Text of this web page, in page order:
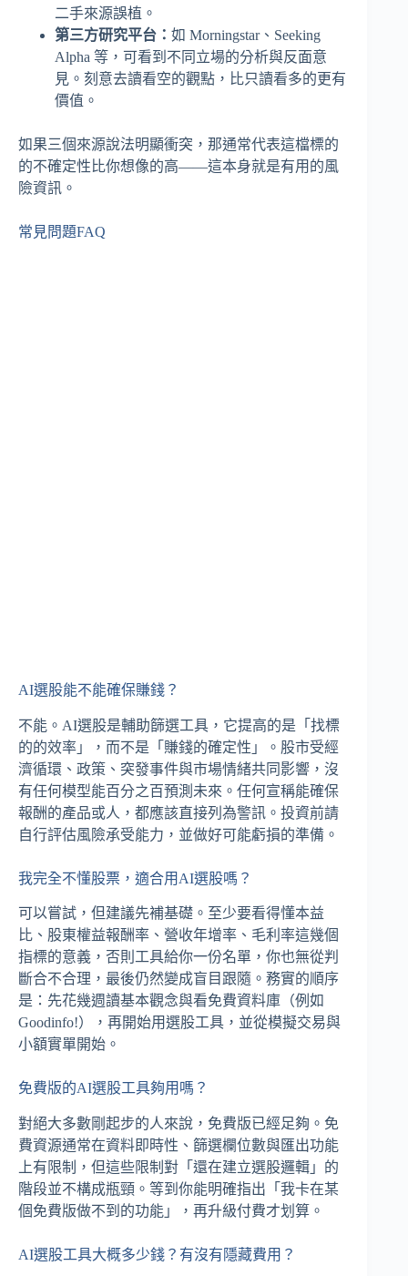
二手來源誤植。
第三方研究平台： 如 Morningstar、Seeking
Alpha 等，可看到不同立場的分析與反面意
見。刻意去讀看空的觀點，比只讀看多的更有
價值。
如果三個來源說法明顯衝突，那通常代表這檔標的
的不確定性比你想像的高——這本身就是有用的風
險資訊。
常見問題FAQ
AI選股能不能確保賺錢？
不能。AI選股是輔助篩選工具，它提高的是「找標
的的效率」，而不是「賺錢的確定性」。股市受經
濟循環、政策、突發事件與市場情緒共同影響，沒
有任何模型能百分之百預測未來。任何宣稱能確保
報酬的產品或人，都應該直接列為警訊。投資前請
自行評估風險承受能力，並做好可能虧損的準備。
我完全不懂股票，適合用AI選股嗎？
可以嘗試，但建議先補基礎。至少要看得懂本益
比、股東權益報酬率、營收年增率、毛利率這幾個
指標的意義，否則工具給你一份名單，你也無從判
斷合不合理，最後仍然變成盲目跟隨。務實的順序
是：先花幾週讀基本觀念與看免費資料庫（例如
Goodinfo!），再開始用選股工具，並從模擬交易與
小額實單開始。
免費版的AI選股工具夠用嗎？
對絕大多數剛起步的人來說，免費版已經足夠。免
費資源通常在資料即時性、篩選欄位數與匯出功能
上有限制，但這些限制對「還在建立選股邏輯」的
階段並不構成瓶頸。等到你能明確指出「我卡在某
個免費版做不到的功能」，再升級付費才划算。
AI選股工具大概多少錢？有沒有隱藏費用？